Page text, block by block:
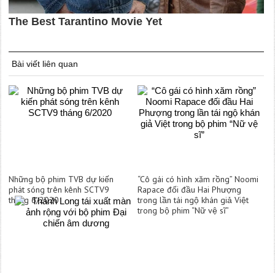
Bài viết liên quan
Những bộ phim TVB dự kiến
phát sóng trên kênh SCTV9
tháng 6/2020
“Cô gái có hình xăm rồng” Noomi
Rapace đối đầu Hai Phượng
trong lần tái ngộ khán giả Việt
trong bộ phim “Nữ vệ sĩ”